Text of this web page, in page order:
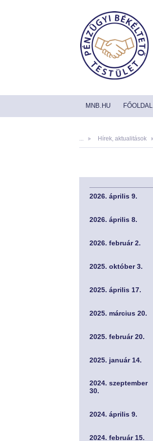
MNB.HU FŐOLDAL
... Hírek, aktualitások
2026. április 9.
2026. április 8.
2026. február 2.
2025. október 3.
2025. április 17.
2025. március 20.
2025. február 20.
2025. január 14.
2024. szeptember
30.
2024. április 9.
2024. február 15.